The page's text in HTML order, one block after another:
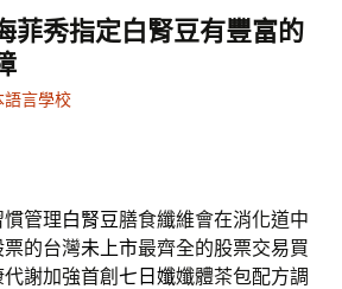
鍵
字:
菲秀指定白腎豆有豐富的
語言學校
管理白腎豆膳食纖維會在消化道中
的台灣未上市最齊全的股票交易買
謝加強首創 七日孅孅體茶包配方調